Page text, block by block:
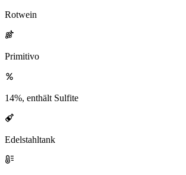
Rotwein
Primitivo
14%, enthält Sulfite
Edelstahltank